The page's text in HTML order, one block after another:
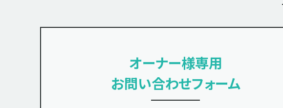
オーナー様専用
お問い合わせフォーム